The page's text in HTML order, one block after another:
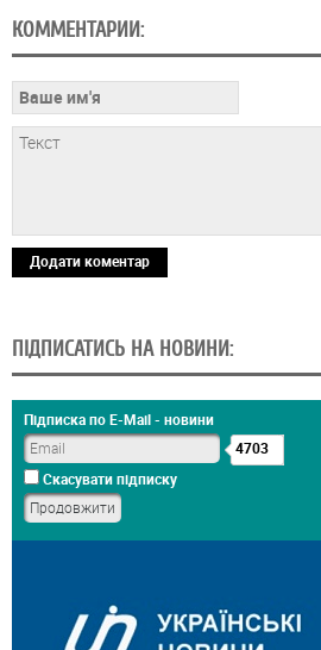
КОММЕНТАРИИ:
Додати коментар
ПІДПИСАТИСЬ НА НОВИНИ:
Підписка по E-Mail - новини
4703
Скасувати підписку